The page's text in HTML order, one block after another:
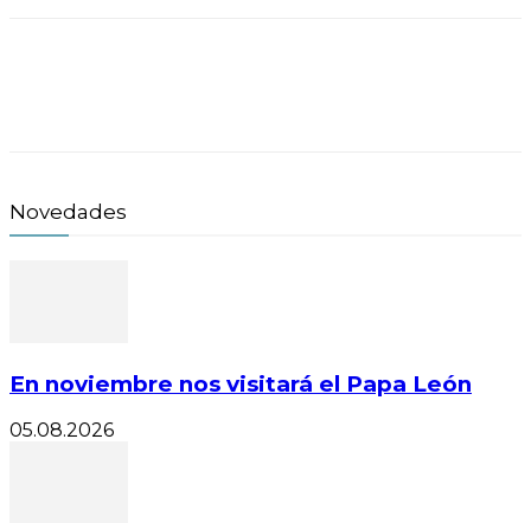
Novedades
En noviembre nos visitará el Papa León
05.08.2026